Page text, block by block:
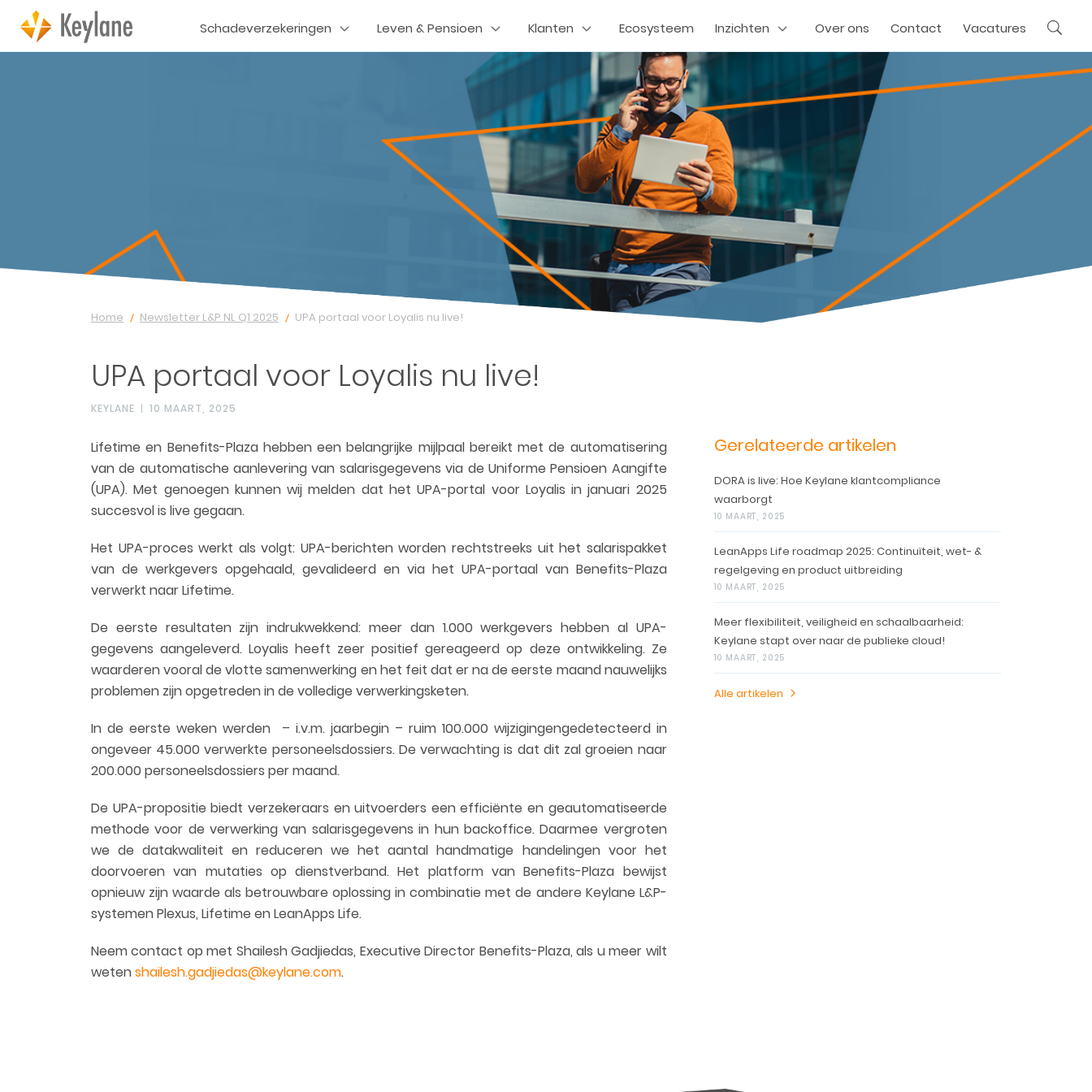
Schadeverzekeringen Leven & Pensioen Klanten Ecosysteem Inzichten Over ons Contact Vacatures
Home Newsletter L&P NL Q1 2025 UPA portaal voor Loyalis nu live!
UPA portaal voor Loyalis nu live!
KEYLANE 10 MAART, 2025
Lifetime en Benefits-Plaza hebben een belangrijke mijlpaal bereikt met de automatisering
van de automatische aanlevering van salarisgegevens via de Uniforme Pensioen Aangifte
(UPA). Met genoegen kunnen wij melden dat het UPA-portal voor Loyalis in januari 2025
succesvol is live gegaan.
Het UPA-proces werkt als volgt: UPA-berichten worden rechtstreeks uit het salarispakket
van de werkgevers opgehaald, gevalideerd en via het UPA-portaal van Benefits-Plaza
verwerkt naar Lifetime.
De eerste resultaten zijn indrukwekkend: meer dan 1.000 werkgevers hebben al UPA-
gegevens aangeleverd. Loyalis heeft zeer positief gereageerd op deze ontwikkeling. Ze
waarderen vooral de vlotte samenwerking en het feit dat er na de eerste maand nauwelijks
problemen zijn opgetreden in de volledige verwerkingsketen.
In de eerste weken werden – i.v.m. jaarbegin – ruim 100.000 wijzigingengedetecteerd in
ongeveer 45.000 verwerkte personeelsdossiers. De verwachting is dat dit zal groeien naar
200.000 personeelsdossiers per maand.
De UPA-propositie biedt verzekeraars en uitvoerders een efficiënte en geautomatiseerde
methode voor de verwerking van salarisgegevens in hun backoffice. Daarmee vergroten
we de datakwaliteit en reduceren we het aantal handmatige handelingen voor het
doorvoeren van mutaties op dienstverband. Het platform van Benefits-Plaza bewijst
opnieuw zijn waarde als betrouwbare oplossing in combinatie met de andere Keylane L&P-
systemen Plexus, Lifetime en LeanApps Life.
Neem contact op met Shailesh Gadjiedas, Executive Director Benefits-Plaza, als u meer wilt
wetenshailesh.gadjiedas@keylane.com.
Gerelateerde artikelen
DORA is live: Hoe Keylane klantcompliance
waarborgt
10 MAART, 2025
LeanApps Life roadmap 2025: Continuïteit, wet- &
regelgeving en product uitbreiding
10 MAART, 2025
Meer flexibiliteit, veiligheid en schaalbaarheid:
Keylane stapt over naar de publieke cloud!
10 MAART, 2025
Alle artikelen